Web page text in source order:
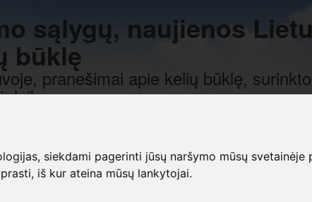
siekdami pagerinti jūsų naršymo mūsų
iš kur ateina mūsų lankytojai.
sąlygų, naujienos
būklę
pranešimai apie kelių būklę,
laiką.